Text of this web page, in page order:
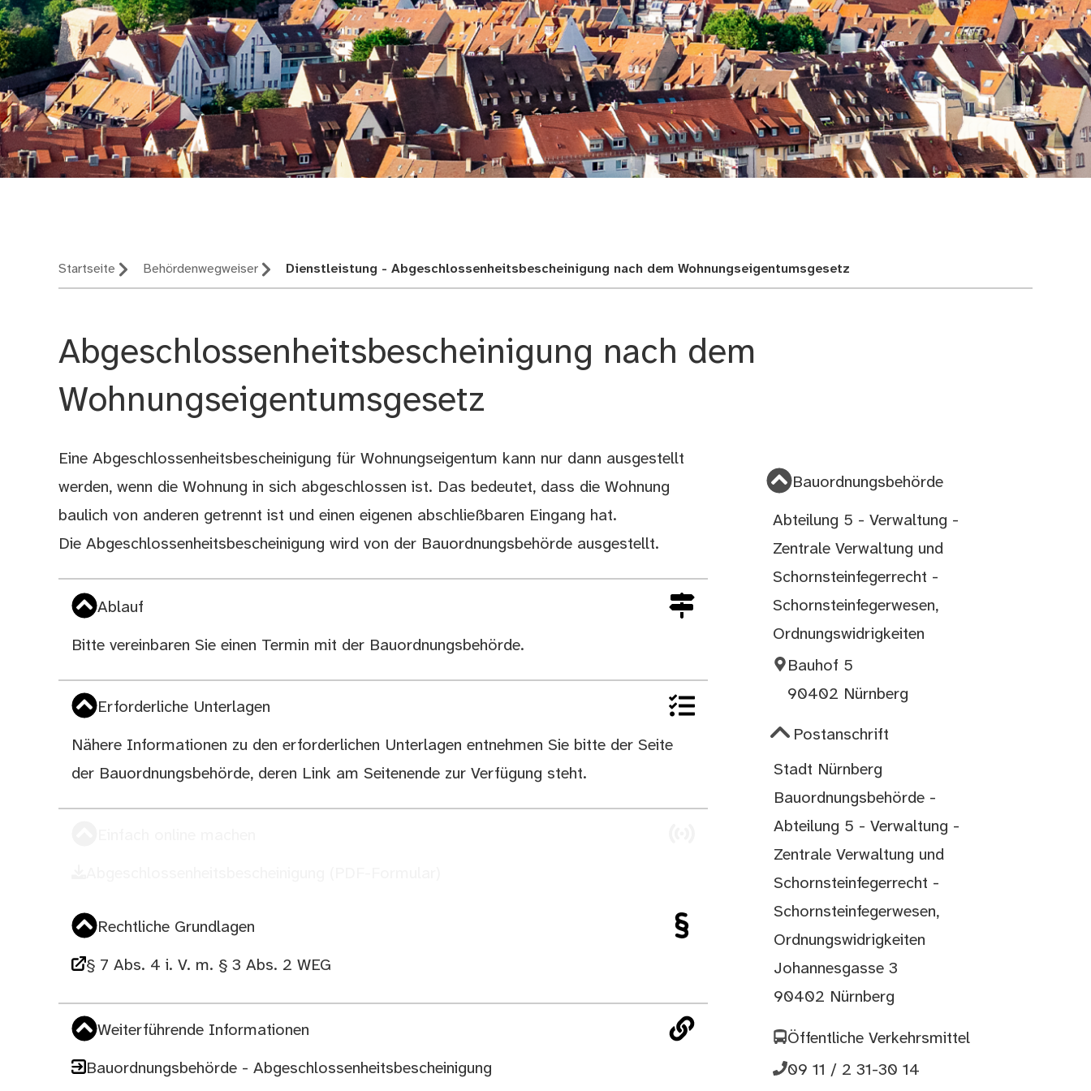
Startseite Behördenwegweiser Dienstleistung - Abgeschlossenheitsbescheinigung nach dem Wohnungseigentumsgesetz
Abgeschlossenheitsbescheinigung nach dem
Wohnungseigentumsgesetz
Beschreibung
Eine Abgeschlossenheitsbescheinigung für Wohnungseigentum kann nur dann ausgestellt
werden, wenn die Wohnung in sich abgeschlossen ist. Das bedeutet, dass die Wohnung
baulich von anderen getrennt ist und einen eigenen abschließbaren Eingang hat.
Die Abgeschlossenheitsbescheinigung wird von der Bauordnungsbehörde ausgestellt.
Ablauf
Bitte vereinbaren Sie einen Termin mit der Bauordnungsbehörde.
Erforderliche Unterlagen
Nähere Informationen zu den erforderlichen Unterlagen entnehmen Sie bitte der Seite
der Bauordnungsbehörde, deren Link am Seitenende zur Verfügung steht.
Rechtliche Grundlagen
§ 7 Abs. 4 i. V. m. § 3 Abs. 2 WEG
Weiterführende Informationen
Bauordnungsbehörde - Abgeschlossenheitsbescheinigung
Bauordnungsbehörde
Abteilung 5 - Verwaltung -
Zentrale Verwaltung und
Schornsteinfegerrecht -
Schornsteinfegerwesen,
Ordnungswidrigkeiten
Bauhof 5
90402 Nürnberg
Postanschrift
Stadt Nürnberg
Bauordnungsbehörde -
Abteilung 5 - Verwaltung -
Zentrale Verwaltung und
Schornsteinfegerrecht -
Schornsteinfegerwesen,
Ordnungswidrigkeiten
Johannesgasse 3
90402 Nürnberg
Öffentliche Verkehrsmittel
09 11 / 2 31-30 14